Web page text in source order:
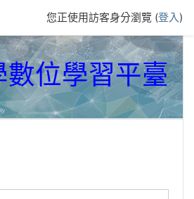
您正使用訪客身分瀏覽 (登入)
數位學習平臺